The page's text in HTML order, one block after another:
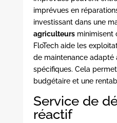
imprévues en
investissant dans une
agriculteursminimisent
FloTech aide les
de maintenance adapté
spécifiques. Cela
budgétaire et une
Service de
réactif